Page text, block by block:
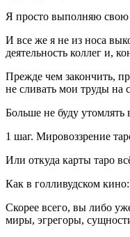
Я просто выполняю свою
И все же я не из носа
деятельность коллег и,
Прежде чем закончить,
не сливать мои труды на
Больше не буду утомлять
1 шаг. Мировоззрение
Или откуда карты таро
Как в голливудском
Скорее всего, вы либо
миры, эгрегоры,